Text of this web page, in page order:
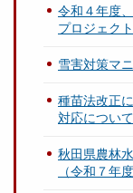
令和４年度
プロジェク
雪害対策マ
種苗法改正
対応について
秋田県農林
（令和７年